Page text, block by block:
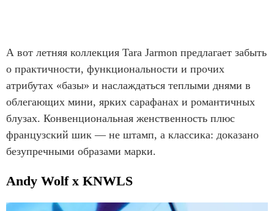
А вот летняя коллекция Tara Jarmon предлагает забыть
о практичности, функциональности и прочих
атрибутах «базы» и наслаждаться теплыми днями в
облегающих мини, ярких сарафанах и романтичных
блузах. Конвенциональная женственность плюс
французский шик — не штамп, а классика: доказано
безупречными образами марки.
Andy Wolf х KNWLS